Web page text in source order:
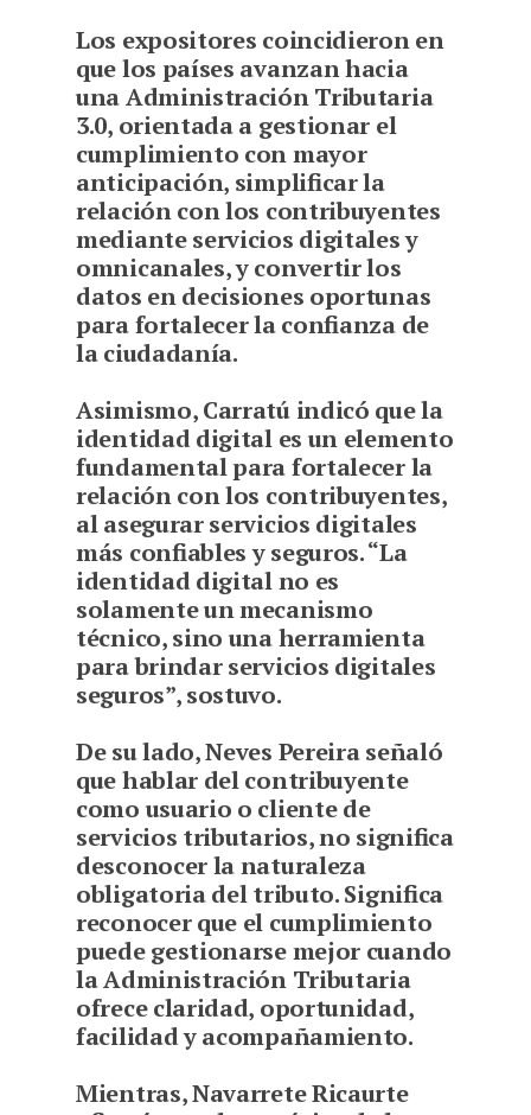
Los expositores coincidieron en
que los países avanzan hacia
una Administración Tributaria
3.0, orientada a gestionar el
cumplimiento con mayor
anticipación, simplificar la
relación con los contribuyentes
mediante servicios digitales y
omnicanales, y convertir los
datos en decisiones oportunas
para fortalecer la confianza de
la ciudadanía.
Asimismo, Carratú indicó que la
identidad digital es un elemento
fundamental para fortalecer la
relación con los contribuyentes,
al asegurar servicios digitales
más confiables y seguros. “La
identidad digital no es
solamente un mecanismo
técnico, sino una herramienta
para brindar servicios digitales
seguros”, sostuvo.
De su lado, Neves Pereira señaló
que hablar del contribuyente
como usuario o cliente de
servicios tributarios, no significa
desconocer la naturaleza
obligatoria del tributo. Significa
reconocer que el cumplimiento
puede gestionarse mejor cuando
la Administración Tributaria
ofrece claridad, oportunidad,
facilidad y acompañamiento.
Mientras, Navarrete Ricaurte